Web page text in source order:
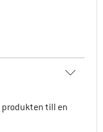
produkten till en